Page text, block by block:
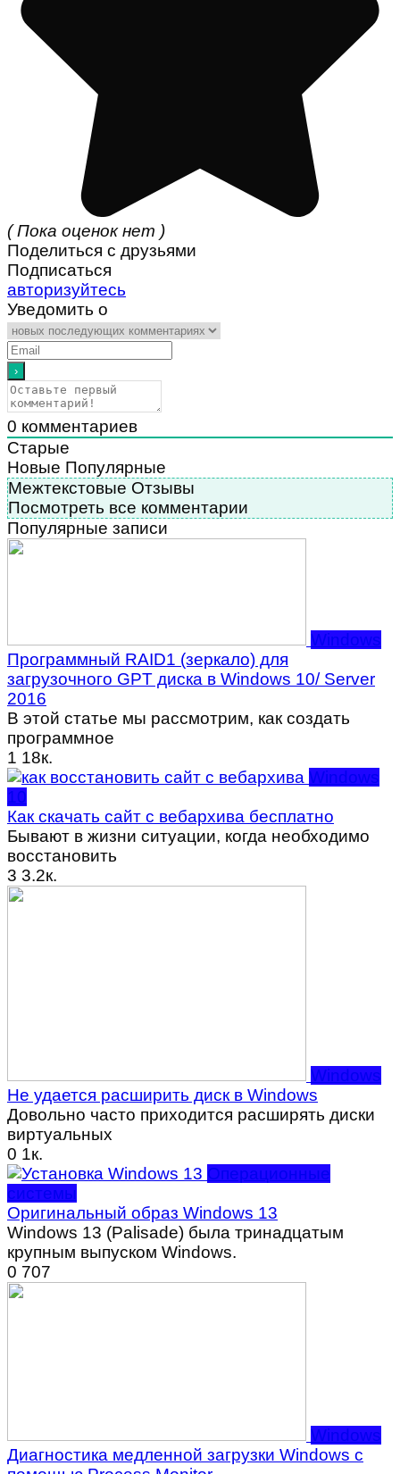
( Пока оценок нет )
Поделиться с друзьями
Подписаться
авторизуйтесь
Уведомить о
0 комментариев
Старые
Новые Популярные
Межтекстовые Отзывы
Посмотреть все комментарии
Популярные записи
Windows
Программный RAID1 (зеркало) для
загрузочного GPT диска в Windows 10/ Server
2016
В этой статье мы рассмотрим, как создать
программное
1 18к.
Windows
10
Как скачать сайт с вебархива бесплатно
Бывают в жизни ситуации, когда необходимо
восстановить
3 3.2к.
Windows
Не удается расширить диск в Windows
Довольно часто приходится расширять диски
виртуальных
0 1к.
Операционные
системы
Оригинальный образ Windows 13
Windows 13 (Palisade) была тринадцатым
крупным выпуском Windows.
0 707
Windows
Диагностика медленной загрузки Windows с